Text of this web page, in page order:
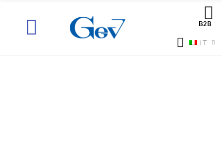
B2B
IT